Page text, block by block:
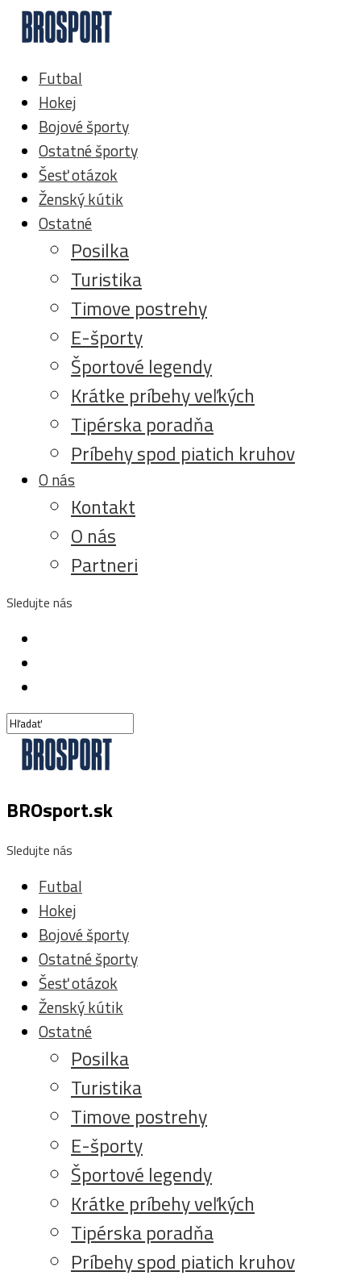
Futbal
Hokej
Bojové športy
Ostatné športy
Šesť otázok
Ženský kútik
Ostatné
Posilka
Turistika
Timove postrehy
E-športy
Športové legendy
Krátke príbehy veľkých
Tipérska poradňa
Príbehy spod piatich kruhov
O nás
Kontakt
O nás
Partneri
Sledujte nás
BROsport.sk
Sledujte nás
Futbal
Hokej
Bojové športy
Ostatné športy
Šesť otázok
Ženský kútik
Ostatné
Posilka
Turistika
Timove postrehy
E-športy
Športové legendy
Krátke príbehy veľkých
Tipérska poradňa
Príbehy spod piatich kruhov